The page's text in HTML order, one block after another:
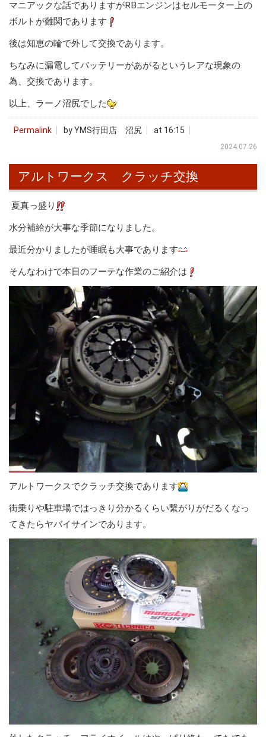
マニアックな話でありますがRBエンジンはセルモーター上の
ボルトが難関であります
後は知恵の輪で外して交換であります。
ちなみに漏電してバッテリーがあがるというレアな現象の
為、交換であります。
以上、ラーノ沼尻でした
Permalink by YMS行田店 沼尻 at 16:15
2024.07.26
アルトワークス クラッチ交換
夏真っ盛り
水分補給が大事な季節になりました。
最近分かりましたが睡眠も大事であります
そんなわけで本日のフーテな作業のご紹介は
アルトワークスでクラッチ交換であります
街乗りや駐車場ではっきり分かるくらい繋がりがだるくなっ
てきたらヤバイサインであります。